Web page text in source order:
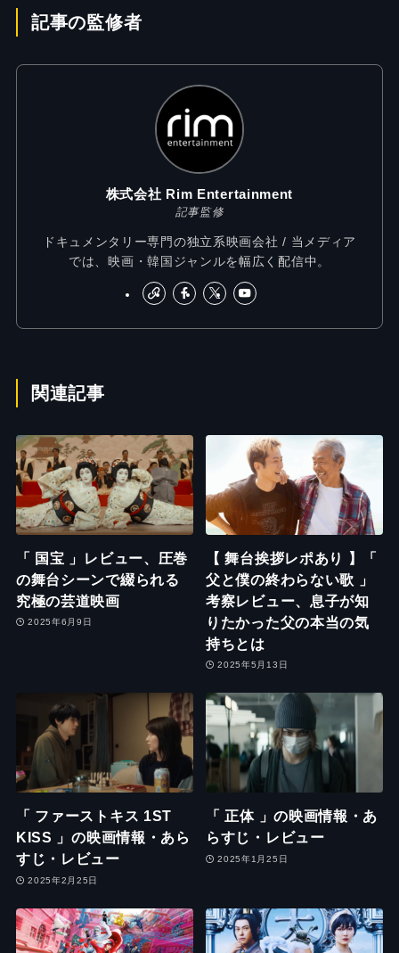
記事の監修者
株式会社 Rim Entertainment
記事監修
ドキュメンタリー専門の独立系映画会社 / 当メディア
では、映画・韓国ジャンルを幅広く配信中。
関連記事
「 国宝 」レビュー、圧巻
の舞台シーンで綴られる
究極の芸道映画
2025年6月9日
【 舞台挨拶レポあり 】「
父と僕の終わらない歌 」
考察レビュー、息子が知
りたかった父の本当の気
持ちとは
2025年5月13日
「 ファーストキス 1ST
KISS 」の映画情報・あら
すじ・レビュー
2025年2月25日
「 正体 」の映画情報・あ
らすじ・レビュー
2025年1月25日